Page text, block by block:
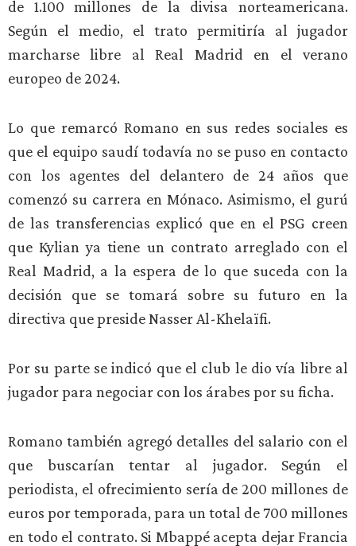
de 1.100 millones de la divisa norteamericana.
Según el medio, el trato permitiría al jugador
marcharse libre al Real Madrid en el verano
europeo de 2024.
Lo que remarcó Romano en sus redes sociales es
que el equipo saudí todavía no se puso en contacto
con los agentes del delantero de 24 años que
comenzó su carrera en Mónaco. Asimismo, el gurú
de las transferencias explicó que en el PSG creen
que Kylian ya tiene un contrato arreglado con el
Real Madrid, a la espera de lo que suceda con la
decisión que se tomará sobre su futuro en la
directiva que preside Nasser Al-Khelaïfi.
Por su parte se indicó que el club le dio vía libre al
jugador para negociar con los árabes por su ficha.
Romano también agregó detalles del salario con el
que buscarían tentar al jugador. Según el
periodista, el ofrecimiento sería de 200 millones de
euros por temporada, para un total de 700 millones
en todo el contrato. Si Mbappé acepta dejar Francia